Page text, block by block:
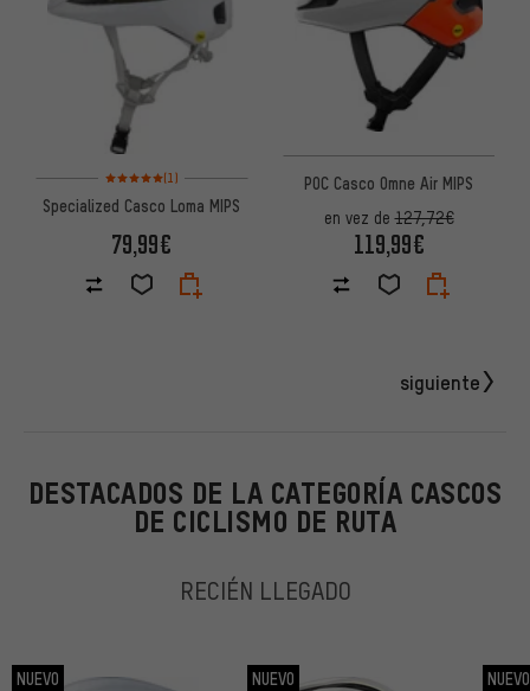
Valoración media: 5 de 5 basada en 1 reseñas
(1)
Specialized Casco Loma MIPS
79,99€
POC Casco Omne Air MIPS
en vez de127,72€
119,99€
siguiente
DESTACADOS DE LA CATEGORÍA CASCOS
DE CICLISMO DE RUTA
RECIÉN LLEGADO
NUEVO NUEVO
NUEVO